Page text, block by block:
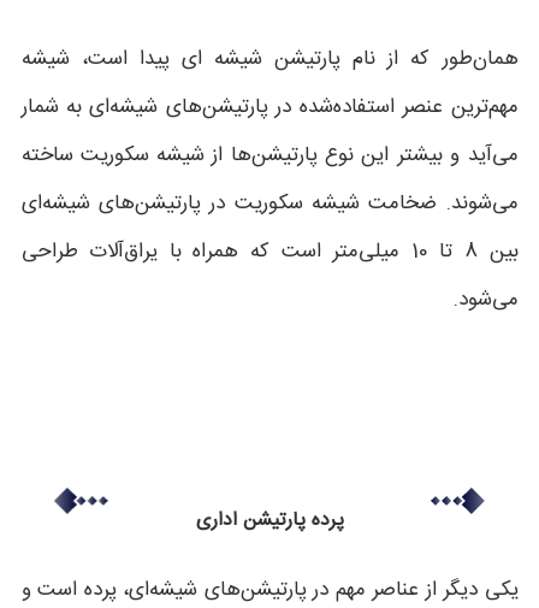
همان‌طور که از نام پارتیشن شیشه ای پیدا است، شیشه
مهم‌ترین عنصر استفاده‌شده در پارتیشن‌های شیشه‌ای به شمار
می‌آید و بیشتر این نوع پارتیشن‌ها از شیشه سکوریت ساخته
می‌شوند. ضخامت شیشه سکوریت در پارتیشن‌های شیشه‌ای
بین 8 تا 10 میلی‌متر است که همراه با یراق‌آلات طراحی
می‌شود.
پرده پارتیشن اداری
یکی دیگر از عناصر مهم در پارتیشن‌های شیشه‌ای، پرده است و